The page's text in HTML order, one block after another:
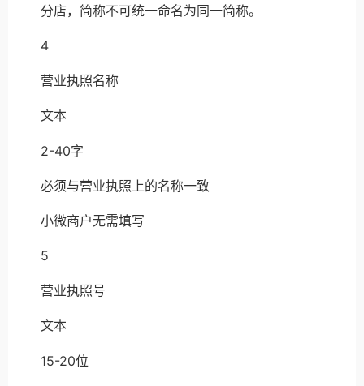
分店，简称不可统一命名为同一简称。
4
营业执照名称
文本
2-40字
必须与营业执照上的名称一致
小微商户无需填写
5
营业执照号
文本
15-20位